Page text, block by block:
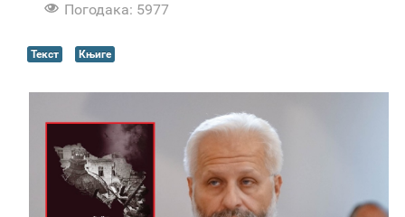
Погодака: 5977
Текст Књиге